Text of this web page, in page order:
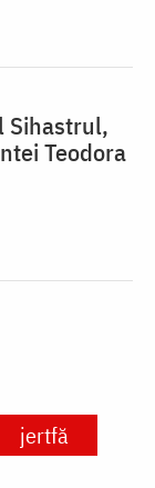
Sihastrul,
Teodora
jertfă